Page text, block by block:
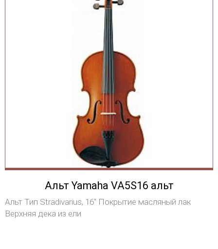
Альт Yamaha VA5S16 альт
Альт Тип Stradivarius, 16" Покрытие масляный лак
Верхняя дека из ели